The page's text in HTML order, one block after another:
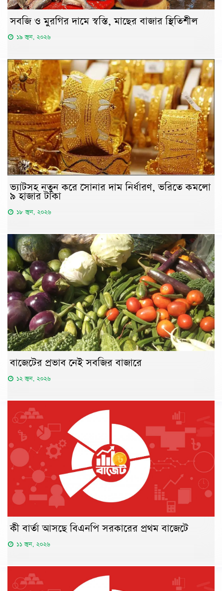
সবজি ও মুরগির দামে স্বস্তি, মাছের বাজার স্থিতিশীল
১৯ জুন, ২০২৬
ভ্যাটসহ নতুন করে সোনার দাম নির্ধারণ, ভরিতে কমলো
৯ হাজার টাকা
১৮ জুন, ২০২৬
বাজেটের প্রভাব নেই সবজির বাজারে
১২ জুন, ২০২৬
কী বার্তা আসছে বিএনপি সরকারের প্রথম বাজেটে
১১ জুন, ২০২৬